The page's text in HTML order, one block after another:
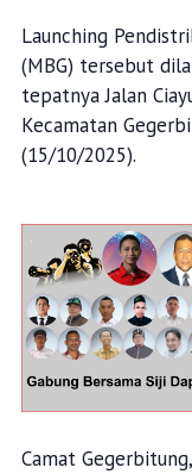
Launching
(MBG) tersebut
tepatnya Jalan
Kecamatan
(15/10/2025).
Camat